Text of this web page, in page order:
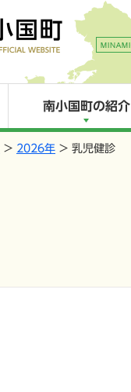
南小国町の紹介
2026年 乳児健診